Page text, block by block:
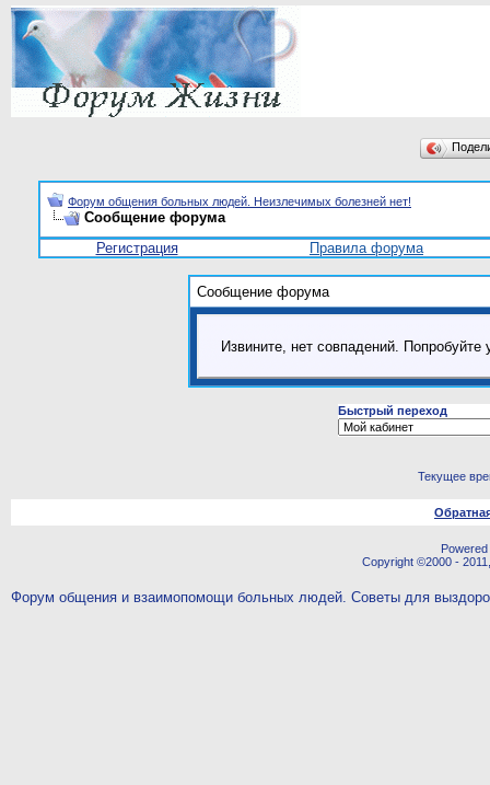
Форум общения больных людей. Неизлечимых болезней нет!
Сообщение форума
Регистрация
Правила форума
Сообщение форума
Извините, нет совпадений.
Быстрый переход
Текущее
Copyright ©2000 -
Форум общения и взаимопомощи больных людей. Советы для